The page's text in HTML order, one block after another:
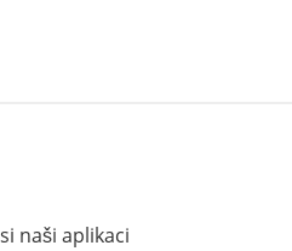
naši aplikaci